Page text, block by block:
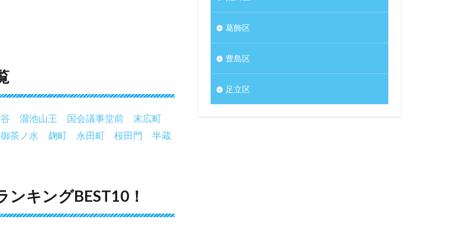
溜池山王 国会議事堂前
末広町
茶ノ水 麹町 永田町 桜田門
半蔵
キングBEST10！
葛飾区
豊島区
足立区